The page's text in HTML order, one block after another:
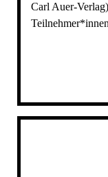
Carl Auer-